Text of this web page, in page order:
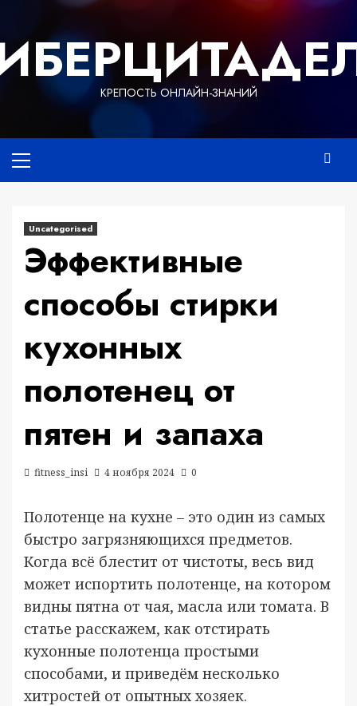
содержимому
КРЕПОСТЬ ОНЛАЙН-ЗНАНИЙ
меню
Uncategorised
Эффективные
способы стирки
кухонных
полотенец от
пятен и запаха
fitness_insi 4 ноября 2024 0
Полотенце на кухне – это один из самых
быстро загрязняющихся предметов.
Когда всё блестит от чистоты, весь вид
может испортить полотенце, на котором
видны пятна от чая, масла или томата. В
статье расскажем, как отстирать
кухонные полотенца простыми
способами, и приведём несколько
хитростей от опытных хозяек.